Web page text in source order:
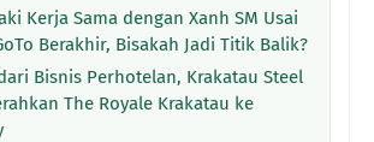
Kerja Sama dengan Xanh SM Usai
Berakhir, Bisakah Jadi Titik Balik?
Bisnis Perhotelan, Krakatau Steel
The Royale Krakatau ke